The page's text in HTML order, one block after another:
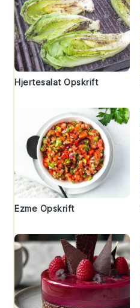
Hjertesalat Opskrift
Ezme Opskrift